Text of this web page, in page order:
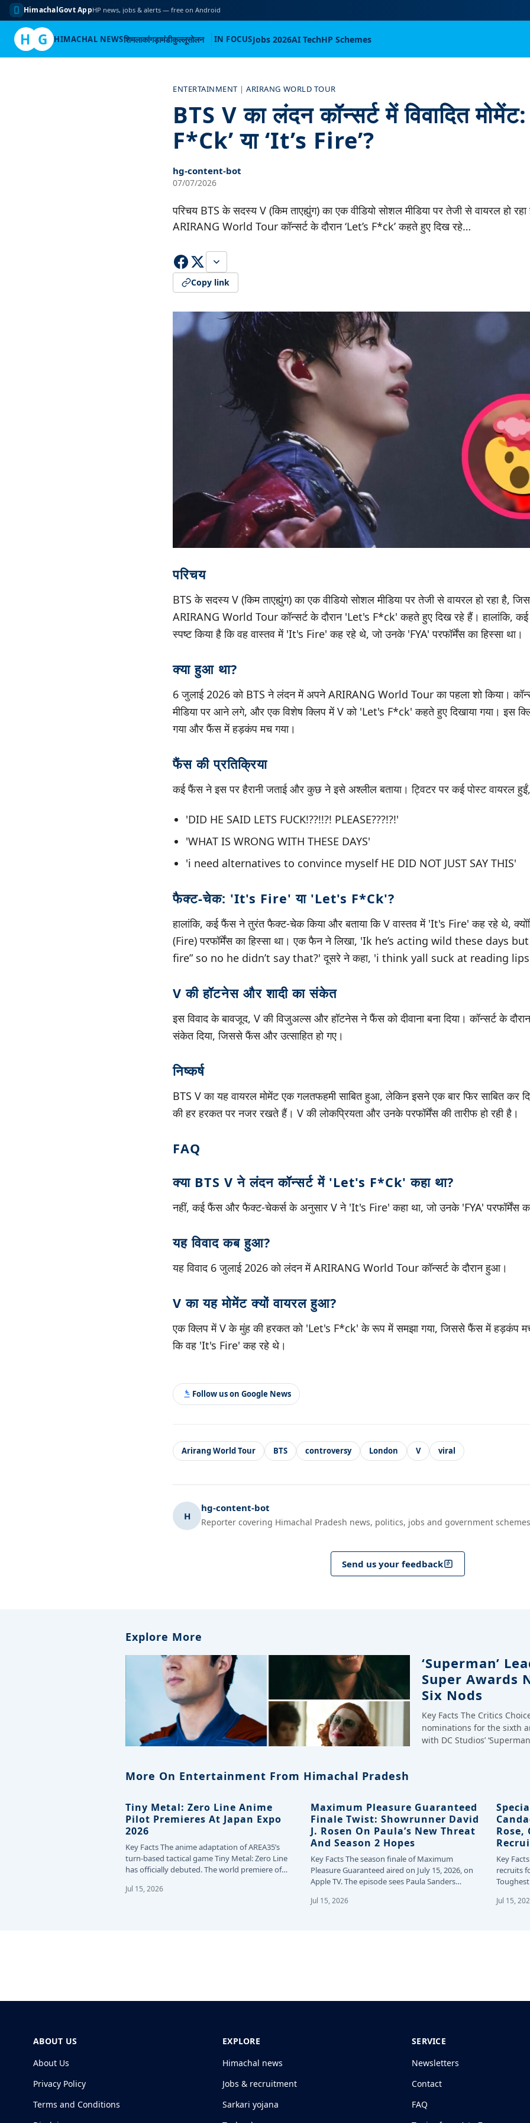
HimachalGovt AppHP news, jobs & alerts — free on Android
H G HIMACHAL NEWSशिमलाकांगड़ामंडीकुल्लूसोलन IN FOCUSJobs 2026AI TechHP Schemes
ENTERTAINMENT |ARIRANG WORLD TOUR
BTS V का लंदन कॉन्सर्ट में विवादित
F*ck’ या ‘It’s Fire’?
hg-content-bot
07/07/2026
परिचय BTS के सदस्य V (किम ताएह्युंग) का एक वीडियो सोशल मीडिया पर तेजी से वायरल हो
ARIRANG World Tour कॉन्सर्ट के दौरान ‘Let’s F*ck’ कहते हुए दिख रहे…
Copy link
परिचय
BTS के सदस्य V (किम ताएह्युंग) का एक वीडियो सोशल मीडिया पर तेजी से वायरल हो रहा है,
ARIRANG World Tour कॉन्सर्ट के दौरान 'Let's F*ck' कहते हुए दिख रहे हैं। हालांकि,
स्पष्ट किया है कि वह वास्तव में 'It's Fire' कह रहे थे, जो उनके 'FYA' परफॉर्मेंस का हिस्सा था।
क्या हुआ था?
6 जुलाई 2026 को BTS ने लंदन में अपने ARIRANG World Tour का पहला शो किया।
मीडिया पर आने लगे, और एक विशेष क्लिप में V को 'Let's F*ck' कहते हुए दिखाया गया। इस
गया और फैंस में हड़कंप मच गया।
फैंस की प्रतिक्रिया
कई फैंस ने इस पर हैरानी जताई और कुछ ने इसे अश्लील बताया। ट्विटर पर कई पोस्ट वायरल
'DID HE SAID LETS FUCK!??!!?! PLEASE???!?!'
'WHAT IS WRONG WITH THESE DAYS'
'i need alternatives to convince myself HE DID NOT JUST SAY THIS'
फैक्ट-चेक: 'It's Fire' या 'Let's F*ck'?
हालांकि, कई फैंस ने तुरंत फैक्ट-चेक किया और बताया कि V वास्तव में 'It's Fire' कह रहे थे,
(Fire) परफॉर्मेंस का हिस्सा था। एक फैन ने लिखा, 'Ik he’s acting wild these days
fire” so no he didn’t say that?' दूसरे ने कहा, 'i think yall suck at reading
V की हॉटनेस और शादी का संकेत
इस विवाद के बावजूद, V की विजुअल्स और हॉटनेस ने फैंस को दीवाना बना दिया। कॉन्सर्ट के दौरान
संकेत दिया, जिससे फैंस और उत्साहित हो गए।
निष्कर्ष
BTS V का यह वायरल मोमेंट एक गलतफहमी साबित हुआ, लेकिन इसने एक बार फिर साबित
की हर हरकत पर नजर रखते हैं। V की लोकप्रियता और उनके परफॉर्मेंस की तारीफ हो रही है।
FAQ
क्या BTS V ने लंदन कॉन्सर्ट में 'Let's F*ck' कहा था?
नहीं, कई फैंस और फैक्ट-चेकर्स के अनुसार V ने 'It's Fire' कहा था, जो उनके 'FYA' परफॉर्मेंस का
यह विवाद कब हुआ?
यह विवाद 6 जुलाई 2026 को लंदन में ARIRANG World Tour कॉन्सर्ट के दौरान हुआ।
V का यह मोमेंट क्यों वायरल हुआ?
एक क्लिप में V के मुंह की हरकत को 'Let's F*ck' के रूप में समझा गया, जिससे फैंस में हड़कंप
कि वह 'It's Fire' कह रहे थे।
Follow us on Google News
Arirang World Tour BTS controversy London V viral
H
hg-content-bot
Reporter covering Himachal Pradesh news, politics, jobs and government
Send us your feedback
Explore More
‘Superman’
Super Awards
Six Nods
Key Facts The Critics
nominations for the sixth
with DC Studios’
More On Entertainment From Himachal Pradesh
Tiny Metal: Zero Line Anime
Pilot Premieres At Japan Expo
2026
Key Facts The anime adaptation of AREA35’s
turn-based tactical game Tiny Metal: Zero Line
has officially debuted. The world premiere of
Jul 15, 2026
Maximum Pleasure Guaranteed
Finale Twist: Showrunner David
J. Rosen On Paula’s New Threat
And Season 2 Hopes
Key Facts The season finale of Maximum
Pleasure Guaranteed aired on July 15, 2026, on
Apple TV. The episode sees Paula Sanders…
Jul 15, 2026
Rose,
Key
recruits
Jul 15,
ABOUT US
About Us
Privacy Policy
Terms and Conditions
EXPLORE
Himachal news
Jobs & recruitment
Sarkari yojana
SERVICE
Newsletters
Contact
FAQ